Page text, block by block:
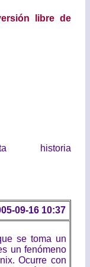
libre de
historia
09-16 10:37
se toma un
un fenómeno
Ocurre con